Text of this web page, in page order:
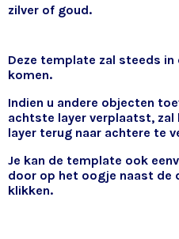
zilver of goud.
Deze template zal steeds
komen.
Indien u andere objecten
achtste layer verplaatst,
layer terug naar achtere te
Je kan de template ook
door op het oogje naast de
klikken.